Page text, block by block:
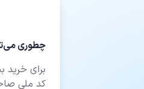
چطوری
برای خرید
کد ملی